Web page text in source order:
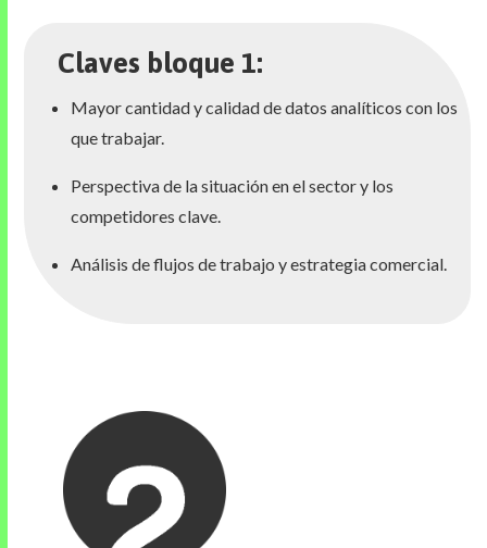
Claves bloque 1:
Mayor cantidad y calidad de datos analíticos con los
que trabajar.
Perspectiva de la situación en el sector y los
competidores clave.
Análisis de flujos de trabajo y estrategia comercial.